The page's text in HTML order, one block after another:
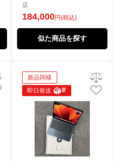
店
184,000円(税込)
似た商品を探す
新品同様
即日発送